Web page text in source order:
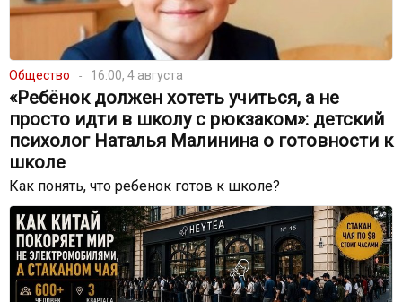
Общество 16:00, 4 августа
«Ребёнок должен хотеть учиться, а не
просто идти в школу с рюкзаком»: детский
психолог Наталья Малинина о готовности к
школе
Как понять, что ребенок готов к школе?